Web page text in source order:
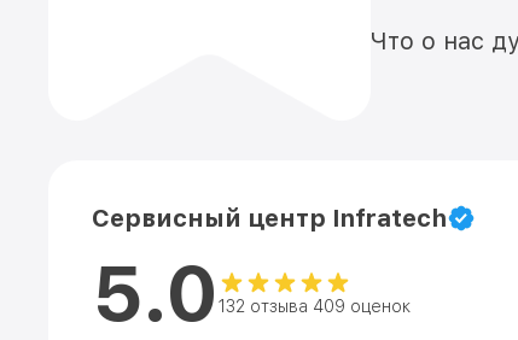
Что о нас
Сервисный центр Infratech
5.0 132 отзыва 409 оценок